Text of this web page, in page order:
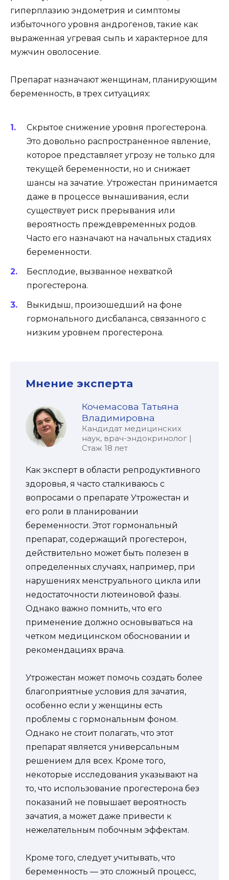
гиперплазию эндометрия и симптомы
избыточного уровня андрогенов, такие как
выраженная угревая сыпь и характерное для
мужчин оволосение.
Препарат назначают женщинам, планирующим
беременность, в трех ситуациях:
Скрытое снижение уровня прогестерона.
Это довольно распространенное явление,
которое представляет угрозу не только для
текущей беременности, но и снижает
шансы на зачатие. Утрожестан принимается
даже в процессе вынашивания, если
существует риск прерывания или
вероятность преждевременных родов.
Часто его назначают на начальных стадиях
беременности.
Бесплодие, вызванное нехваткой
прогестерона.
Выкидыш, произошедший на фоне
гормонального дисбаланса, связанного с
низким уровнем прогестерона.
Мнение эксперта
Кочемасова Татьяна
Владимировна
Кандидат медицинских
наук, врач-эндокринолог |
Стаж 18 лет
Как эксперт в области репродуктивного
здоровья, я часто сталкиваюсь с
вопросами о препарате Утрожестан и
его роли в планировании
беременности. Этот гормональный
препарат, содержащий прогестерон,
действительно может быть полезен в
определенных случаях, например, при
нарушениях менструального цикла или
недостаточности лютеиновой фазы.
Однако важно помнить, что его
применение должно основываться на
четком медицинском обосновании и
рекомендациях врача.
Утрожестан может помочь создать более
благоприятные условия для зачатия,
особенно если у женщины есть
проблемы с гормональным фоном.
Однако не стоит полагать, что этот
препарат является универсальным
решением для всех. Кроме того,
некоторые исследования указывают на
то, что использование прогестерона без
показаний не повышает вероятность
зачатия, а может даже привести к
нежелательным побочным эффектам.
Кроме того, следует учитывать, что
беременность — это сложный процесс,